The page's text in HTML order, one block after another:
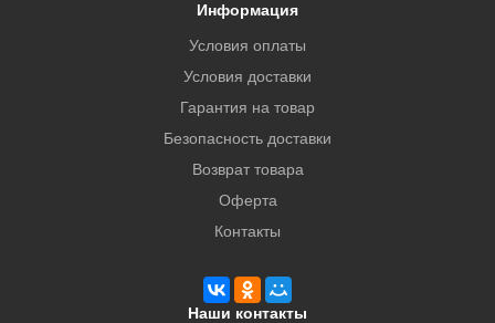
Информация
Условия оплаты
Условия доставки
Гарантия на товар
Безопасность доставки
Возврат товара
Оферта
Контакты
Наши контакты